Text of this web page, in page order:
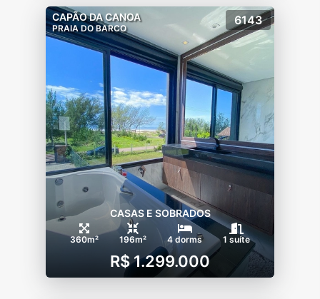
CAPÃO DA CANOA
PRAIA DO BARCO
6143
CASAS E SOBRADOS
360m² 196m² 4 dorms 1 suíte
R$ 1.299.000